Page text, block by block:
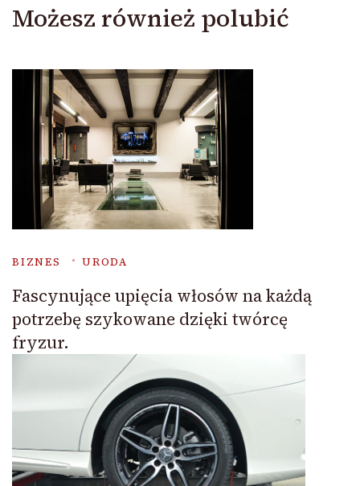
Możesz również polubić
BIZNES URODA
Fascynujące upięcia włosów na każdą
potrzebę szykowane dzięki twórcę
fryzur.